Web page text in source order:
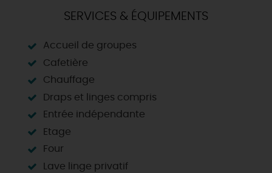
SERVICES & ÉQUIPEMENTS
Accueil de groupes
Cafetière
Chauffage
Draps et linges compris
Entrée indépendante
Etage
Four
Lave linge privatif